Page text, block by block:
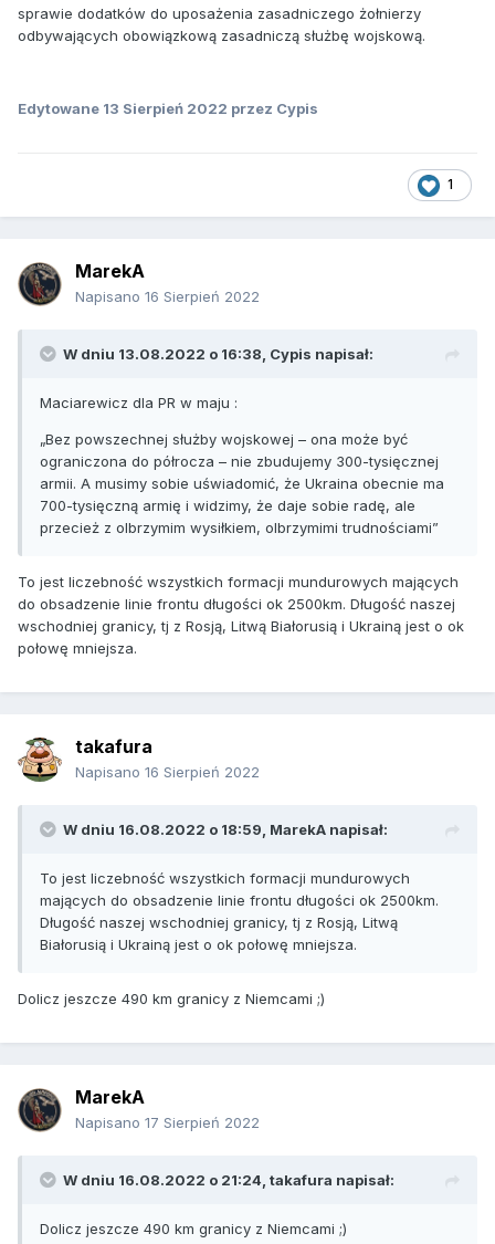
sprawie dodatków do uposażenia zasadniczego żołnierzy
odbywających obowiązkową zasadniczą służbę wojskową.
Edytowane 13 Sierpień 2022 przez Cypis
1
MarekA
Napisano 16 Sierpień 2022
W dniu 13.08.2022 o 16:38, Cypis napisał:
Maciarewicz dla PR w maju :
„Bez powszechnej służby wojskowej – ona może być
ograniczona do półrocza – nie zbudujemy 300-tysięcznej
armii. A musimy sobie uświadomić, że Ukraina obecnie ma
700-tysięczną armię i widzimy, że daje sobie radę, ale
przecież z olbrzymim wysiłkiem, olbrzymimi trudnościami”
To jest liczebność wszystkich formacji mundurowych mających
do obsadzenie linie frontu długości ok 2500km. Długość naszej
wschodniej granicy, tj z Rosją, Litwą Białorusią i Ukrainą jest o ok
połowę mniejsza.
takafura
Napisano 16 Sierpień 2022
W dniu 16.08.2022 o 18:59, MarekA napisał:
To jest liczebność wszystkich formacji mundurowych
mających do obsadzenie linie frontu długości ok 2500km.
Długość naszej wschodniej granicy, tj z Rosją, Litwą
Białorusią i Ukrainą jest o ok połowę mniejsza.
Dolicz jeszcze 490 km granicy z Niemcami ;)
MarekA
Napisano 17 Sierpień 2022
W dniu 16.08.2022 o 21:24, takafura napisał:
Dolicz jeszcze 490 km granicy z Niemcami ;)